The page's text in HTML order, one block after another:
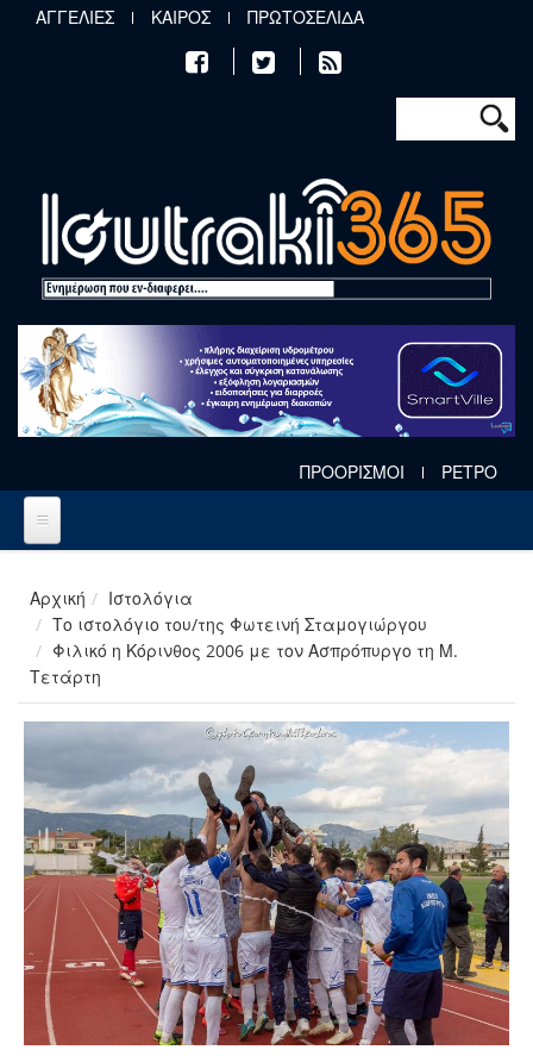
Παράκαμψη προς το κυρίως περιεχόμενο
ΑΓΓΕΛΙΕΣ ΚΑΙΡΟΣ ΠΡΩΤΟΣΕΛΙΔΑ
Φόρμα
Αναζήτηση
ΠΡΟΟΡΙΣΜΟΙ ΡΕΤΡΟ
Αρχική
Ιστολόγια
Το ιστολόγιο του/της Φωτεινή Σταμογιώργου
Φιλικό η Κόρινθος 2006 με τον Ασπρόπυργο τη Μ.
Τετάρτη